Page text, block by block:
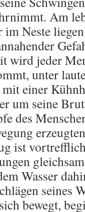
Am
Neste
wird jeder
unter
einer
um seine
des
ist
Wasser
seines
bewegt,